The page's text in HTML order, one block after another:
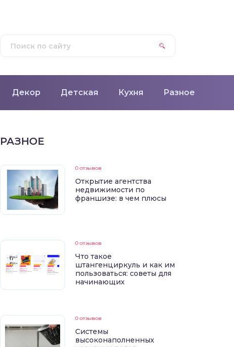
Декор Детская Кухня Разное
РАЗНОЕ
0 отзывов
Открытие агентства
недвижимости по
франшизе: в чем плюсы
0 отзывов
Что такое
штангенциркуль и как им
пользоваться: советы для
начинающих
0 отзывов
Системы
высоконаполненных